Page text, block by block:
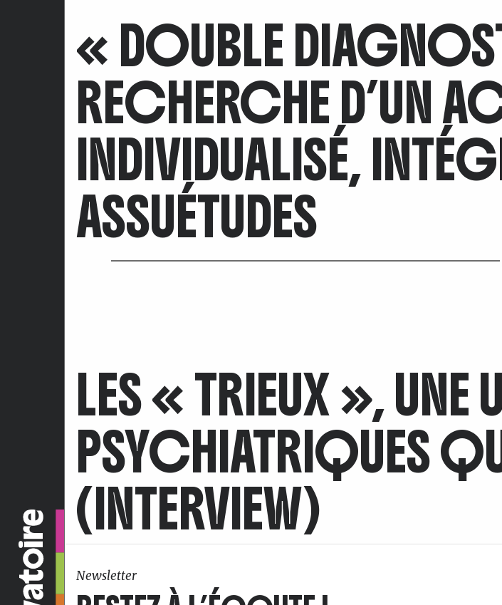
« DOUBLE
RECHERCHE D’UN
INDIVIDUALISÉ,
ASSUÉTUDES
LES « TRIEUX », UNE
PSYCHIATRIQUES
(INTERVIEW)
Newsletter